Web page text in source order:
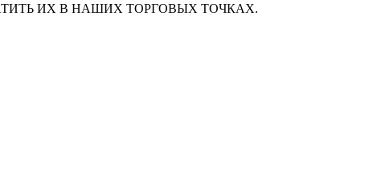
ИХ В НАШИХ ТОРГОВЫХ ТОЧКАХ.